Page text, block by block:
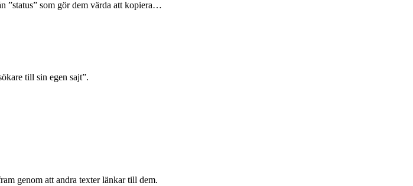
”status” som gör dem värda att kopiera…
till sin egen sajt”.
genom att andra texter länkar till dem.